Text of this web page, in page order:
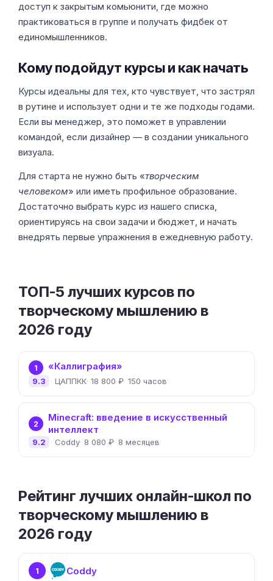
доступ к закрытым комьюнити, где можно
практиковаться в группе и получать фидбек от
единомышленников.
Кому подойдут курсы и как начать
Курсы идеальны для тех, кто чувствует, что застрял
в рутине и использует одни и те же подходы годами.
Если вы менеджер, это поможет в управлении
командой, если дизайнер — в создании уникального
визуала.
Для старта не нужно быть «творческим
человеком» или иметь профильное образование.
Достаточно выбрать курс из нашего списка,
ориентируясь на свои задачи и бюджет, и начать
внедрять первые упражнения в ежедневную работу.
ТОП-5 лучших курсов по
творческому мышлению в
2026 году
1 «Каллиграфия»
ЦАППКК 18 800 ₽ 150 часов
9.3
2
Minecraft: введение в искусственный
интеллект
Coddy 8 080 ₽ 8 месяцев
9.2
Рейтинг лучших онлайн-школ по
творческому мышлению в
2026 году
1 Coddy